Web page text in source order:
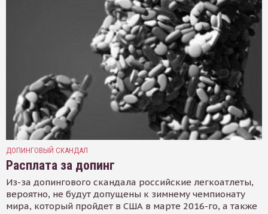
ДОПИНГОВЫЙ СКАНДАЛ
Расплата за допинг
Из-за допингового скандала российские легкоатлеты,
вероятно, не будут допущены к зимнему чемпионату
мира, который пройдет в США в марте 2016-го, а также